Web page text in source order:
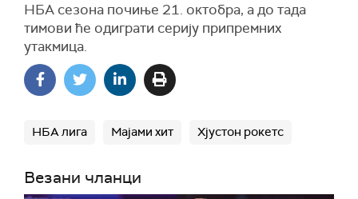
НБА сезона почиње 21. октобра, а до тада
тимови ће одиграти серију припремних
утакмица.
НБА лига Мајами хит Хјустон рокетс
Везани чланци